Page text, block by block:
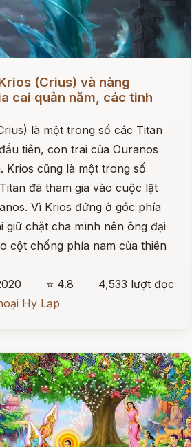
(Crius) và nàng
cai quản năm, các tinh
là một trong số các Titan
tiên, con trai của Ouranos
Krios cũng là một trong số
đã tham gia vào cuộc lật
Vì Krios đứng ở góc phía
giữ chặt cha mình nên ông đại
cột chống phía nam của thiên
⭐ 4.8
4,533 lượt đọc
Hy Lạp